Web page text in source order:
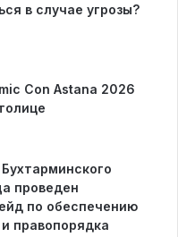
в случае угрозы?
Con Astana 2026
проведен
по обеспечению
правопорядка